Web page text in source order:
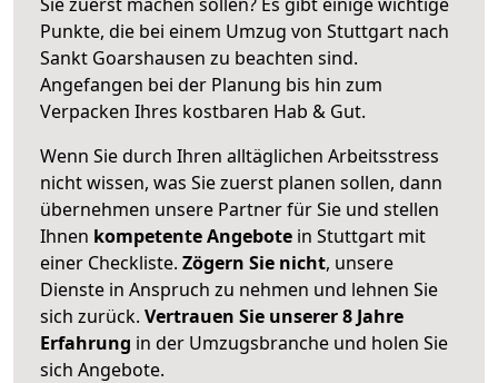
Punkte, die bei einem Umzug von Stuttgart nach
Sankt Goarshausen zu beachten sind.
Angefangen bei der Planung bis hin zum
Verpacken Ihres kostbaren Hab & Gut.
Wenn Sie durch Ihren alltäglichen Arbeitsstress
nicht wissen, was Sie zuerst planen sollen, dann
übernehmen unsere Partner für Sie und stellen
Ihnen kompetente Angebote in Stuttgart mit
einer Checkliste. Zögern Sie nicht, unsere
Dienste in Anspruch zu nehmen und lehnen Sie
sich zurück. Vertrauen Sie unserer 8 Jahre
Erfahrung in der Umzugsbranche und holen Sie
sich Angebote.